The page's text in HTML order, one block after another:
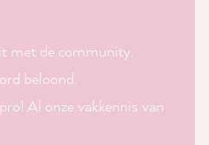
met de community.
beloond.
Al onze vakkennis van